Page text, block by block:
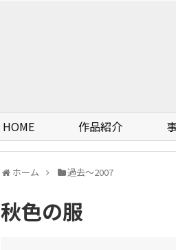
HOME 作品紹介
ホーム 過去〜2007
秋色の服